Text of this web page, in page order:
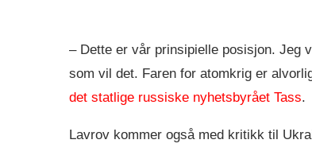
– Dette er vår prinsipielle posisjon. Jeg
som vil det. Faren for atomkrig er
det statlige russiske nyhetsbyrået Tass.
Lavrov kommer også med kritikk til